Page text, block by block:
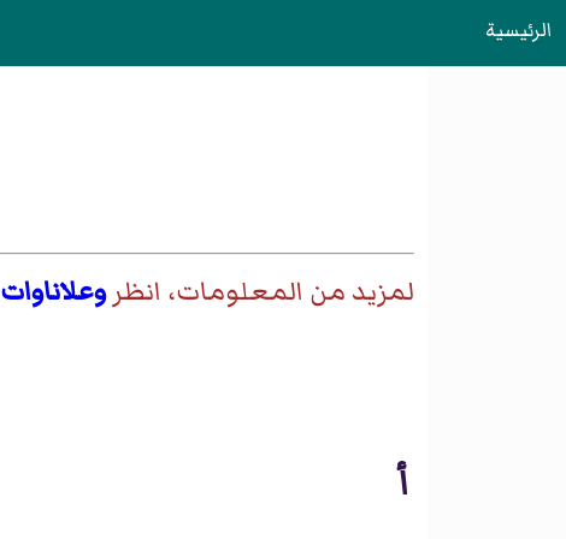
الرئيسية
لمزيد من المعلومات، انظروعلاناوات
أ